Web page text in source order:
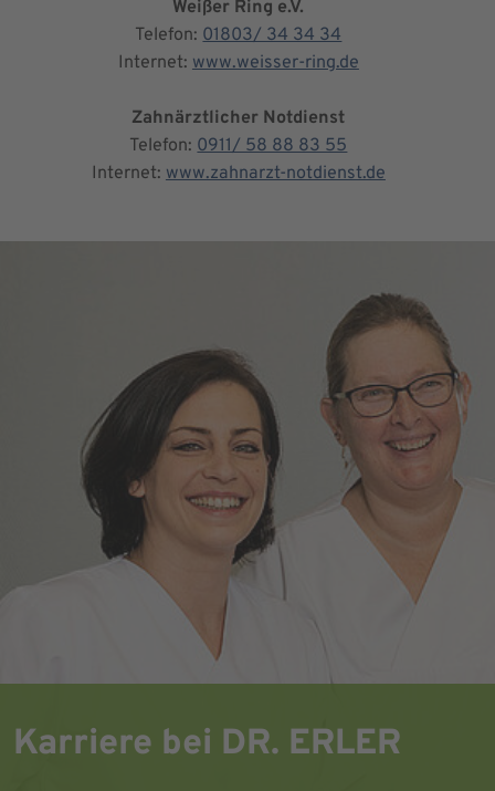
Weißer Ring e.V.
Telefon: 01803/ 34 34 34
Internet: www.weisser-ring.de
Zahnärztlicher Notdienst
Telefon: 0911/ 58 88 83 55
Internet: www.zahnarzt-notdienst.de
Karriere bei DR. ERLER